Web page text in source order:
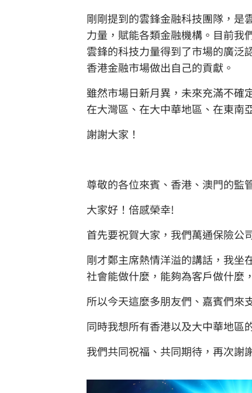
剛剛提到的雲鋒金融科技團隊，是
力量，賦能各類金融機構。目前我
雲鋒的科技力量得到了市場的廣泛
香港金融市場做出自己的貢獻。
雖然市場日新月異，未來充滿不確
在大灣區、在大中華地區、在東南
謝謝大家！
尊敬的各位來賓、香港、澳門的監
大家好！倍感榮幸!
首先要祝賀大家，我們萬通保險公
剛才鄭主席熱情洋溢的講話，我坐
社會能做什麼，能夠為客戶做什麼
所以今天這麼多朋友們、嘉賓們來
同時我想所有香港以及大中華地區
我們共同祝福、共同期待，再次謝